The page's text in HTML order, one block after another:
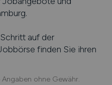
.
auf der
finden Sie ihren
ohne Gewähr.